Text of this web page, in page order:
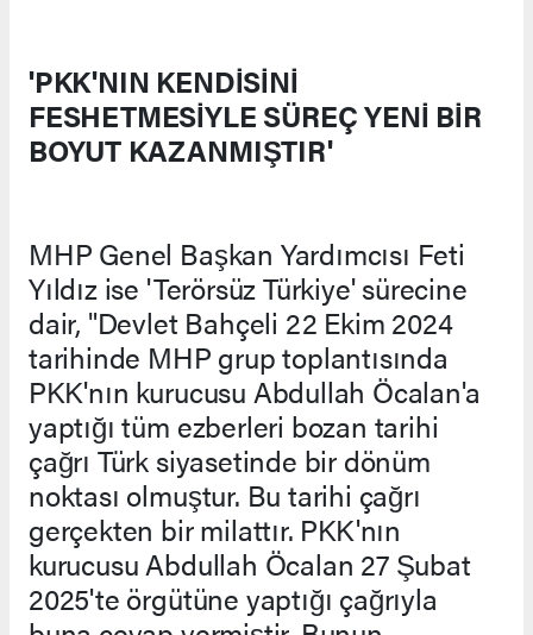
'PKK'NIN KENDİSİNİ
FESHETMESİYLE SÜREÇ YENİ BİR
BOYUT KAZANMIŞTIR'
MHP Genel Başkan Yardımcısı Feti
Yıldız ise 'Terörsüz Türkiye' sürecine
dair, "Devlet Bahçeli 22 Ekim 2024
tarihinde MHP grup toplantısında
PKK'nın kurucusu Abdullah Öcalan'a
yaptığı tüm ezberleri bozan tarihi
çağrı Türk siyasetinde bir dönüm
noktası olmuştur. Bu tarihi çağrı
gerçekten bir milattır. PKK'nın
kurucusu Abdullah Öcalan 27 Şubat
2025'te örgütüne yaptığı çağrıyla